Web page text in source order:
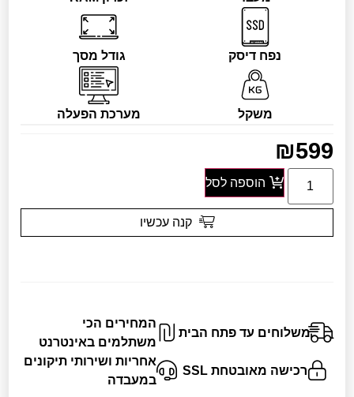
נפח דיסק גודל מסך
משקל מערכת הפעלה
₪599
הוספה לסל
קנה עכשיו
משלוחים עד פתח הבית
המחירים הכי
משתלמים באינטרנט
רכישה מאובטחת SSL
אחריות ושירותי תיקונים
במעבדה